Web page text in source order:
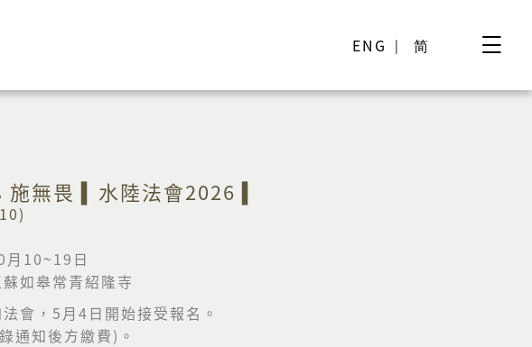
ENG 简
施無畏 ▍水陸法會2026 ▍
月10~19日
如皋常青紹隆寺
會，5月4日開始接受報名。
通知後方繳費)。